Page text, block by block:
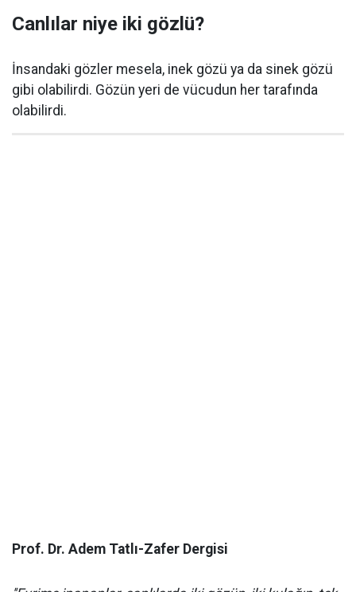
Canlılar niye iki gözlü?
İnsandaki gözler mesela, inek gözü ya da sinek gözü
gibi olabilirdi. Gözün yeri de vücudun her tarafında
olabilirdi.
Prof. Dr. Adem Tatlı-Zafer Dergisi